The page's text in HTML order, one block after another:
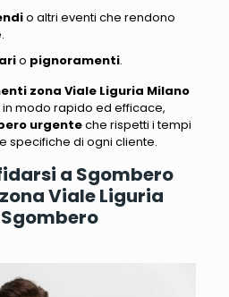
o altri eventi che rendono
o pignoramenti.
zona Viale Liguria Milano
modo rapido ed efficace,
urgenteche rispetti i tempi
specifiche di ogni cliente.
a Sgombero
Viale Liguria